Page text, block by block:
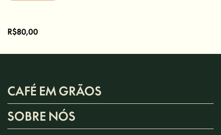
R$80,00
CAFÉ EM GRÃOS
SOBRE NÓS